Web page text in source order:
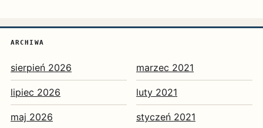
ARCHIWA
sierpień 2026
lipiec 2026
maj 2026
marzec 2021
luty 2021
styczeń 2021